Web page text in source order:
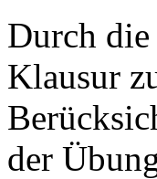
Durch
Klausur
der